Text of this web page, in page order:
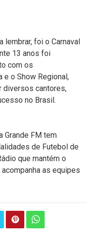
lembrar, foi o Carnaval
13 anos foi
com os
e o Show Regional,
diversos cantores,
no Brasil.
Grande FM tem
de Futebol de
que mantém o
as equipes